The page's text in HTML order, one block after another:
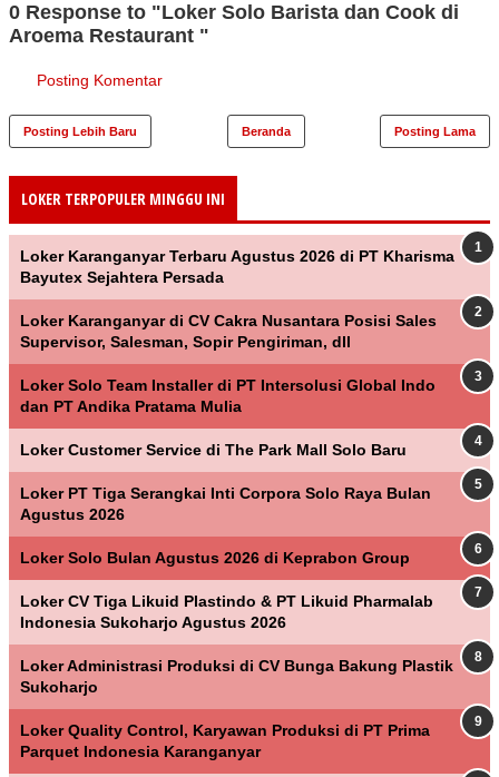
0 Response to "Loker Solo Barista dan Cook di
Aroema Restaurant "
Posting Komentar
Posting Lebih Baru Posting Lama
Beranda
LOKER TERPOPULER MINGGU INI
Loker Karanganyar Terbaru Agustus 2026 di PT Kharisma
Bayutex Sejahtera Persada
Loker Karanganyar di CV Cakra Nusantara Posisi Sales
Supervisor, Salesman, Sopir Pengiriman, dll
Loker Solo Team Installer di PT Intersolusi Global Indo
dan PT Andika Pratama Mulia
Loker Customer Service di The Park Mall Solo Baru
Loker PT Tiga Serangkai Inti Corpora Solo Raya Bulan
Agustus 2026
Loker Solo Bulan Agustus 2026 di Keprabon Group
Loker CV Tiga Likuid Plastindo & PT Likuid Pharmalab
Indonesia Sukoharjo Agustus 2026
Loker Administrasi Produksi di CV Bunga Bakung Plastik
Sukoharjo
Loker Quality Control, Karyawan Produksi di PT Prima
Parquet Indonesia Karanganyar